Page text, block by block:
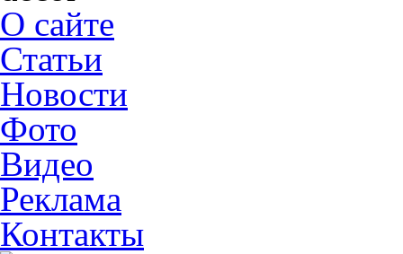
О сайте
Статьи
Новости
Фото
Видео
Реклама
Контакты